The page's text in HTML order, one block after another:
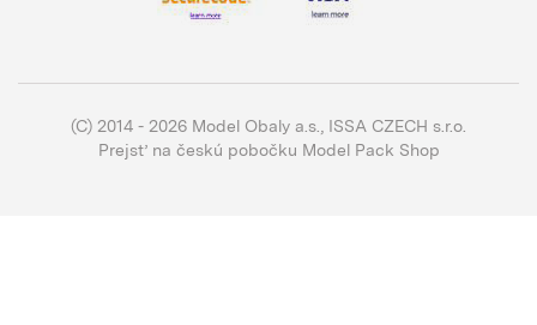
(C) 2014 - 2026 Model Obaly a.s., ISSA CZECH s.r.o.
Prejsť na českú pobočku Model Pack Shop